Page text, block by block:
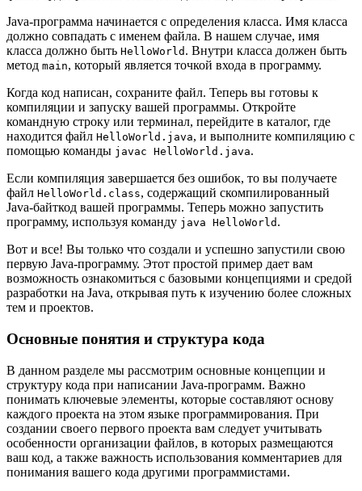
Java-программа начинается с определения класса. Имя класса
должно совпадать с именем файла. В нашем случае, имя
класса должно быть HelloWorld . Внутри класса должен быть
метод main, который является точкой входа в программу.
Когда код написан, сохраните файл. Теперь вы готовы к
компиляции и запуску вашей программы. Откройте
командную строку или терминал, перейдите в каталог, где
находится файл HelloWorld.java, и выполните компиляцию с
помощью команды javac HelloWorld.java.
Если компиляция завершается без ошибок, то вы получаете
файл HelloWorld.class, содержащий скомпилированный
Java-байткод вашей программы. Теперь можно запустить
программу, используя команду java HelloWorld .
Вот и все! Вы только что создали и успешно запустили свою
первую Java-программу. Этот простой пример дает вам
возможность ознакомиться с базовыми концепциями и средой
разработки на Java, открывая путь к изучению более сложных
тем и проектов.
Основные понятия и структура кода
В данном разделе мы рассмотрим основные концепции и
структуру кода при написании Java-программ. Важно
понимать ключевые элементы, которые составляют основу
каждого проекта на этом языке программирования. При
создании своего первого проекта вам следует учитывать
особенности организации файлов, в которых размещаются
ваш код, а также важность использования комментариев для
понимания вашего кода другими программистами.